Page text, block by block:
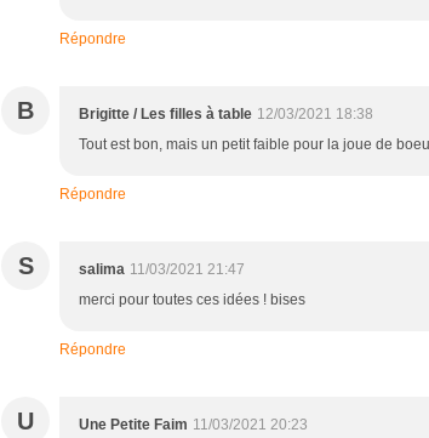
Répondre
B Brigitte / Les filles à table 12/03/2021 18:38
Tout est bon, mais un petit faible pour la joue de
Répondre
S salima 11/03/2021 21:47
merci pour toutes ces idées ! bises
Répondre
U Une Petite Faim 11/03/2021 20:23